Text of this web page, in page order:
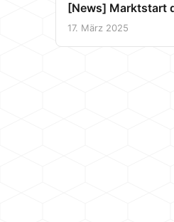
[News] Marktstart
17. März 2025